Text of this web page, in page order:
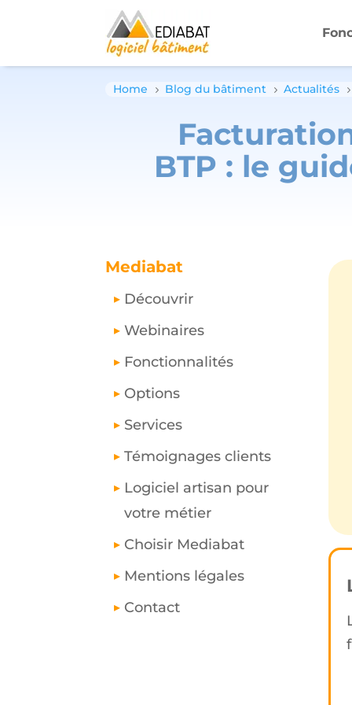
Home 5 Blog du bâtiment 5 Actualités
BTP : le
Mediabat
Découvrir
Webinaires
Fonctionnalités
Options
Services
Témoignages clients
Logiciel artisan pour
votre métier
Choisir Mediabat
Mentions légales
Contact